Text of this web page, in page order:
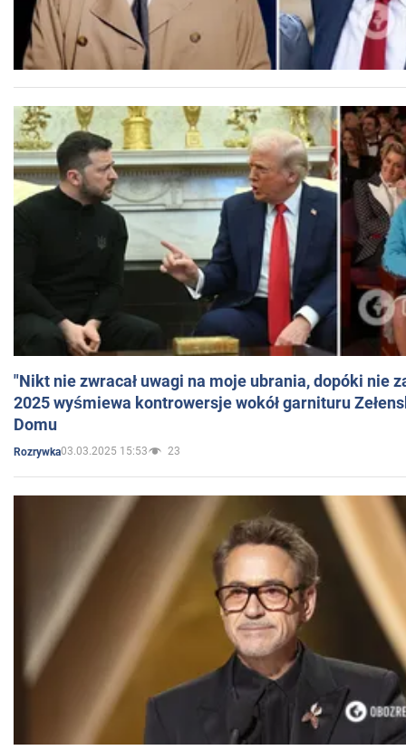
"Nikt nie zwracał uwagi na moje ubrania, dopóki nie
2025 wyśmiewa kontrowersje wokół garnituru
Domu
Rozrywka03.03.2025 15:53 23